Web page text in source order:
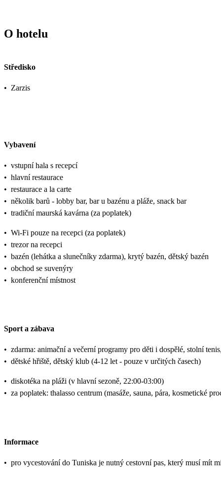
O hotelu
Středisko
• Zarzis
Vybavení
• vstupní hala s recepcí
• hlavní restaurace
• restaurace a la carte
• několik barů - lobby bar, bar u bazénu a pláže, snack bar
• tradiční maurská kavárna (za poplatek)
• Wi-Fi pouze na recepci (za poplatek)
• trezor na recepci
• bazén (lehátka a slunečníky zdarma), krytý bazén, dětský bazén
• obchod se suvenýry
• konferenční místnost
Sport a zábava
• zdarma: animační a večerní programy pro děti i dospělé, stolní
• dětské hřiště, dětský klub (4-12 let - pouze v určitých časech)
• diskotéka na pláži (v hlavní sezoně, 22:00-03:00)
• za poplatek: thalasso centrum (masáže, sauna, pára, kosmetické
Informace
• pro vycestování do Tuniska je nutný cestovní pas, který musí mít